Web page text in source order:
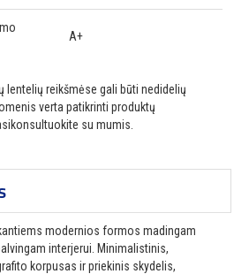
A+
lentelių reikšmėse gali būti nedidelių
verta patikrinti produktų
su mumis.
modernios formos madingam
interjerui. Minimalistinis,
korpusas ir priekinis skydelis,